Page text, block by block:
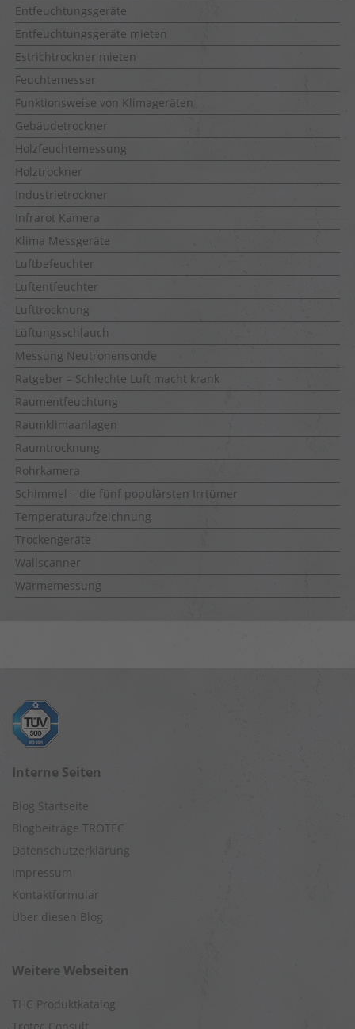
Entfeuchtungsgeräte
Entfeuchtungsgeräte mieten
Estrichtrockner mieten
Feuchtemesser
Funktionsweise von Klimageräten
Gebäudetrockner
Holzfeuchtemessung
Holztrockner
Industrietrockner
Infrarot Kamera
Klima Messgeräte
Luftbefeuchter
Luftentfeuchter
Lufttrocknung
Lüftungsschlauch
Messung Neutronensonde
Ratgeber – Schlechte Luft macht krank
Raumentfeuchtung
Raumklimaanlagen
Raumtrocknung
Rohrkamera
Schimmel – die fünf populärsten Irrtümer
Temperaturaufzeichnung
Trockengeräte
Wallscanner
Wärmemessung
Interne Seiten
Blog Startseite
Blogbeiträge TROTEC
Datenschutzerklärung
Impressum
Kontaktformular
Über diesen Blog
Weitere Webseiten
THC Produktkatalog